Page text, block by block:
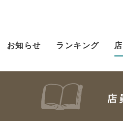
お知らせ ランキング